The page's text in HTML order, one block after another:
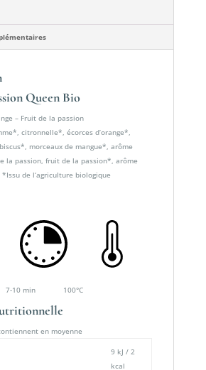
Queen Bio
– Fruit de la passion
citronnelle*, écorces d’orange*,
morceaux de mangue*, arôme
la passion, fruit de la passion*, arôme
*Issu de l‘agriculture biologique
10 min 100°C
en moyenne
9 kJ / 2
kcal